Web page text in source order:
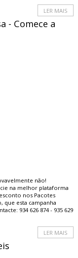
LER MAIS
- Comece a
não!
na melhor plataforma
nos Pacotes
que esta campanha
934 626 874 - 935 629
LER MAIS